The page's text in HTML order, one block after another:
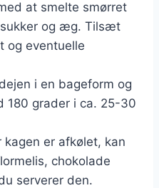
at smelte smørret
og æg. Tilsæt
og eventuelle
i en bageform og
180 grader i ca. 25-30
kagen er afkølet, kan
chokolade
serverer den.